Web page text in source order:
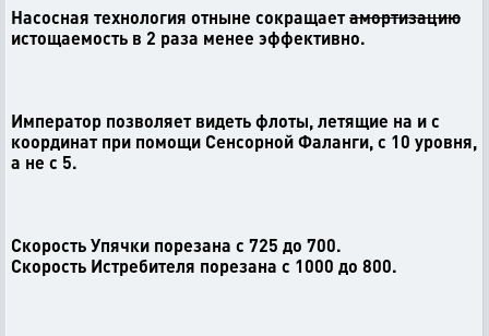
Насосная технология отныне сокращаетамортизацию
истощаемость в 2 раза менее эффективно.
Император позволяет видеть флоты, летящие на и с
координат при помощи Сенсорной Фаланги, с 10 уровня,
а не с 5.
Скорость Упячки порезана с 725 до 700.
Скорость Истребителя порезана с 1000 до 800.